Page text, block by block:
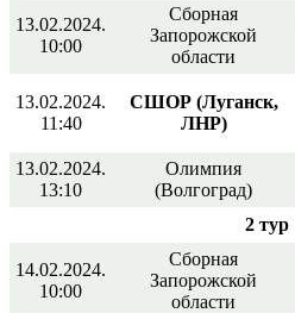
13.02.2024.
10:00
Сборная
Запорожской
области
13.02.2024.
11:40
СШОР (Луганск,
ЛНР)
13.02.2024.
13:10
Олимпия
(Волгоград)
2 тур
14.02.2024.
10:00
Сборная
Запорожской
области